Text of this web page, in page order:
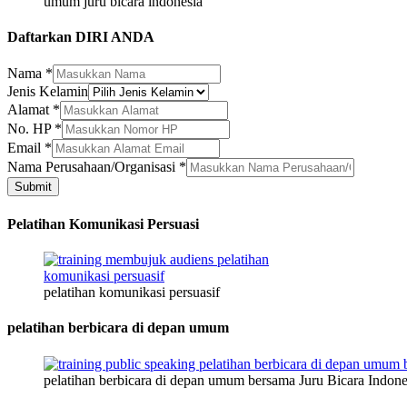
Daftarkan DIRI ANDA
Nama *
Perusahaan/Organisasi
Alamat
Nama
Jenis Kelamin
Alamat *
No. HP *
Email *
Nama Perusahaan/Organisasi *
Submit
Pelatihan Komunikasi Persuasi
pelatihan komunikasi persuasif
pelatihan berbicara di depan umum
pelatihan berbicara di depan umum bersama Juru Bicara